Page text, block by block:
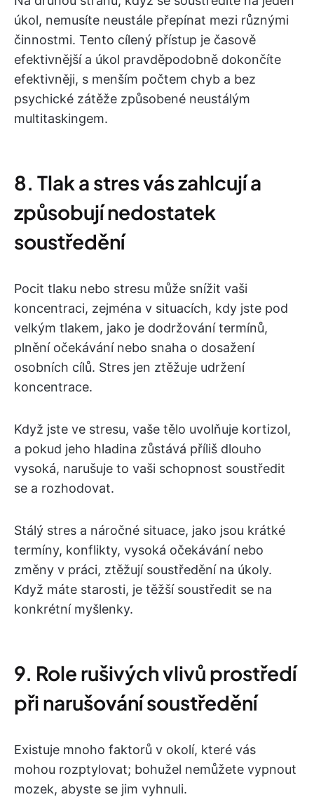
úkol, nemusíte neustále přepínat mezi různými
činnostmi. Tento cílený přístup je časově
efektivnější a úkol pravděpodobně dokončíte
efektivněji, s menším počtem chyb a bez
psychické zátěže způsobené neustálým
multitaskingem.
8. Tlak a stres vás zahlcují a
způsobují nedostatek
soustředění
Pocit tlaku nebo stresu může snížit vaši
koncentraci, zejména v situacích, kdy jste pod
velkým tlakem, jako je dodržování termínů,
plnění očekávání nebo snaha o dosažení
osobních cílů. Stres jen ztěžuje udržení
koncentrace.
Když jste ve stresu, vaše tělo uvolňuje kortizol,
a pokud jeho hladina zůstává příliš dlouho
vysoká, narušuje to vaši schopnost soustředit
se a rozhodovat.
Stálý stres a náročné situace, jako jsou krátké
termíny, konflikty, vysoká očekávání nebo
změny v práci, ztěžují soustředění na úkoly.
Když máte starosti, je těžší soustředit se na
konkrétní myšlenky.
9. Role rušivých vlivů prostředí
při narušování soustředění
Existuje mnoho faktorů v okolí, které vás
mohou rozptylovat; bohužel nemůžete vypnout
mozek, abyste se jim vyhnuli.